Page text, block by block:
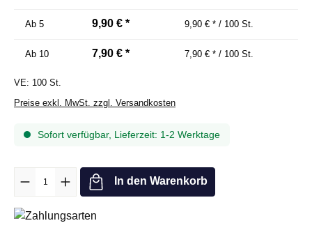
Ab 5 9,90 € * 9,90 € * / 100 St.
Ab 10 7,90 € * 7,90 € * / 100 St.
VE: 100 St.
Preise exkl. MwSt. zzgl. Versandkosten
Sofort verfügbar, Lieferzeit: 1-2 Werktage
Produkt Anzahl: Gib den gewünschten Wert ein oder benutze die
In den Warenkorb